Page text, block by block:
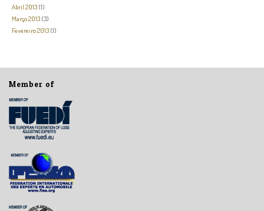
Abril 2013 (1)
Março 2013 (3)
Fevereiro 2013 (1)
Member of